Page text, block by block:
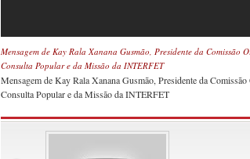
Mensagem de Kay Rala Xanana Gusmão, Presidente da
Consulta Popular e da Missão da INTERFET
Mensagem de Kay Rala Xanana Gusmão, Presidente da
Consulta Popular e da Missão da INTERFET